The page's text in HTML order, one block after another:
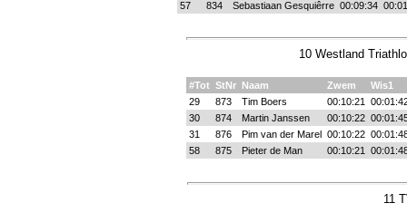
57
834 Sebastiaan Gesquiêrre 00:09:34
10 Westland
#Tot StNr Naam Zwem
Wis1
29
873 Tim Boers 00:10:21
30
874 Martin Janssen 00:10:22
31
876 Pim van der Marel 00:10:22
58
875 Pieter de Man 00:10:21
11